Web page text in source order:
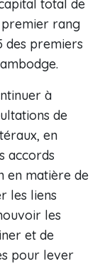
total de
premier rang
des premiers
à
de
en
accords
en matière de
les liens
les
et de
pour lever